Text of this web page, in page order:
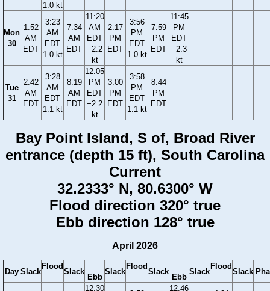
1.0 kt
Mon
30
1:52
AM
EDT
3:23
AM
EDT
1.0 kt
7:34
AM
EDT
11:20
AM
EDT
−2.2
kt
2:17
PM
EDT
3:56
PM
EDT
1.0 kt
7:59
PM
EDT
11:45
PM
EDT
−2.3
kt
Tue
31
2:42
AM
EDT
3:28
AM
EDT
1.1 kt
8:19
AM
EDT
12:05
PM
EDT
−2.2
kt
3:00
PM
EDT
3:58
PM
EDT
1.1 kt
8:44
PM
EDT
Bay Point Island, S of, Broad River
entrance (depth 15 ft), South Carolina
Current
32.2333° N, 80.6300° W
Flood direction 320° true
Ebb direction 128° true
April 2026
Day Slack
Flood
Slack
Ebb
Slack
Flood
Slack
Ebb
Slack
Flood
Slack
12:30
12:46